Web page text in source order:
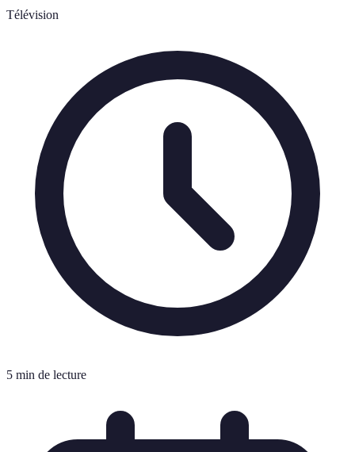
Télévision
5 min de lecture